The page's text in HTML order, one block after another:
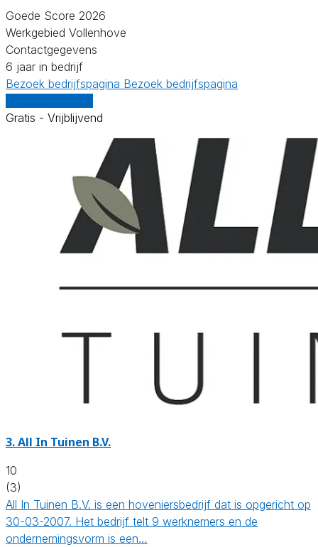
Goede Score 2026
Werkgebied Vollenhove
Contactgegevens
6 jaar in bedrijf
Bezoek bedrijfspagina Bezoek bedrijfspagina
Gratis - Vrijblijvend
3.All In Tuinen B.V.
10
(3)
All In Tuinen B.V. is een hoveniersbedrijf dat is opgericht op
30-03-2007. Het bedrijf telt 9 werknemers en de
ondernemingsvorm is een…